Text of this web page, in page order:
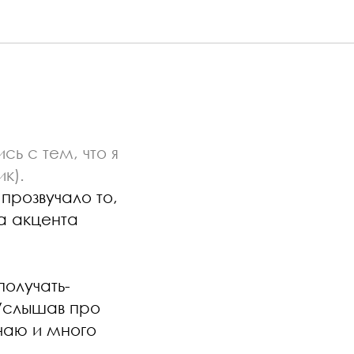
с тем, что я
то,
акцента
про
и много